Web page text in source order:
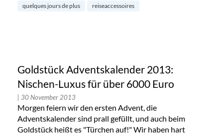
quelques jours de plus
reiseaccessoires
Goldstück Adventskalender 2013:
Nischen-Luxus für über 6000 Euro
| 30 November 2013
Morgen feiern wir den ersten Advent, die
Adventskalender sind prall gefüllt, und auch beim
Goldstück heißt es "Türchen auf!" Wir haben hart